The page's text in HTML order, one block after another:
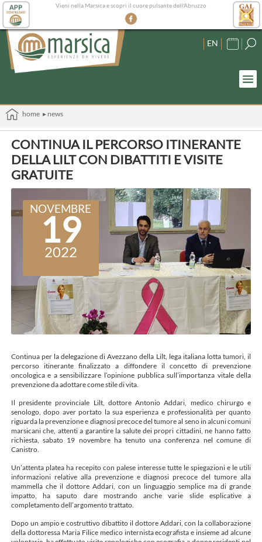
Vieni nella Marsica e scopri il cuore pulsante dell'Abruzzo
EN
home ▸ news
CONTINUA IL PERCORSO ITINERANTE
DELLA LILT CON DIBATTITI E VISITE
GRATUITE
NOVEMBRE
19
2022
Continua per la delegazione di Avezzano della Lilt, lega italiana lotta tumori, il
percorso itinerante finalizzato a diffondere il concetto di prevenzione
oncologica e a sensibilizzare l’opinione pubblica sull’importanza vitale della
prevenzione da adottare come stile di vita.
Il presidente provinciale Lilt, dottore Antonio Addari, medico chirurgo e
senologo, dopo aver portato la sua esperienza e professionalità per quanto
riguarda la prevenzione e diagnosi precoce del tumore al seno in alcuni comuni
marsicani che, attenti a garantire la salute dei propri cittadini, ne hanno fatto
richiesta, sabato 19 novembre ha tenuto una conferenza nel comune di
Canistro.
Un’attenta platea ha recepito con palese interesse tutte le spiegazioni e le utili
informazioni relative alla prevenzione e diagnosi precoce del tumore alla
mammella che il dottore Addari, con un linguaggio semplice ma di grande
impatto, ha saputo dare mostrando anche varie slide esplicative a
completamento dell’argomento trattato.
Dopo un ampio e costruttivo dibattito il dottore Addari, con la collaborazione
della dottoressa Maria Filice medico internista ecografista e insieme ad alcune